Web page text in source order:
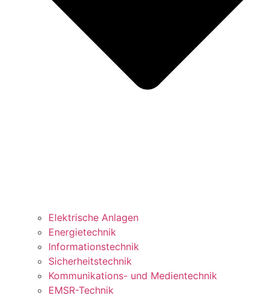
Elektrische Anlagen
Energietechnik
Informationstechnik
Sicherheitstechnik
Kommunikations- und Medientechnik
EMSR-Technik